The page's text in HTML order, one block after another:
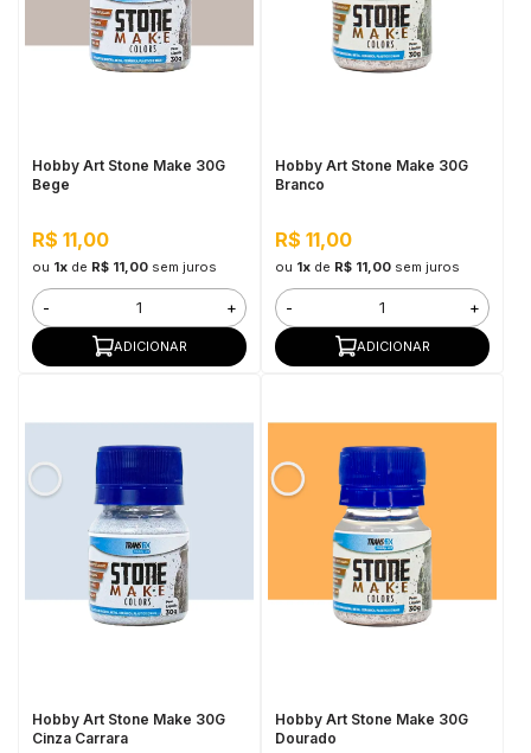
Stone
Hobby Art Stone Make 30G
Bege
R$ 11,00
ou 1xde R$ 11,00 sem juros
- +
ADICIONAR
Hobby Art Stone Make 30G
Branco
R$ 11,00
ou 1xde R$ 11,00 sem juros
- +
ADICIONAR
Hobby Art Stone Make 30G
Cinza Carrara
Hobby Art Stone Make 30G
Dourado